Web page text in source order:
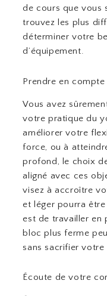
de cours que vous
trouvez les plus
déterminer votre
d’équipement.
Prendre en
Vous avez
votre pratique du
améliorer votre
force, ou à
profond, le choix
aligné avec ces
visez à accroître
et léger pourra
est de travailler en
bloc plus ferme
sans sacrifier
Écoute de votre